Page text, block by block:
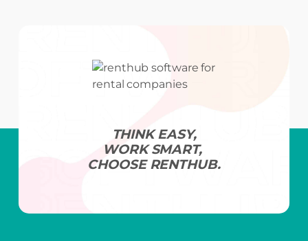
THINK EASY,
WORK SMART,
CHOOSE RENTHUB.